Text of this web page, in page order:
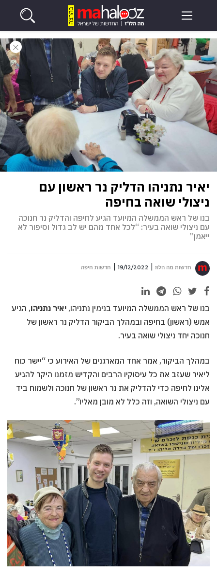
יאיר נתניהו הדליק נר ראשון עם
ניצולי שואה בחיפה
בנו של ראש הממשלה המיועד הגיע לחיפה והדליק נר חנוכה
עם ניצולי שואה בעיר: “לכל אחד מהם יש לב גדול וסיפור לא
ייאמן”
חדשות מה הלוז 19/12/2022 חדשות חיפה
בנו של ראש הממשלה המיועד בנימין נתניהו, יאיר נתניהו, הגיע
אמש (ראשון) בחיפה ובמהלך הביקור הדליק נר ראשון של
חנוכה יחד ניצולי שואה בעיר.
במהלך הביקור, אמר אחד המארגנים של האירוע כי “יישר כוח
ליאיר שעזב את כל עיסוקיו הרבים והקדיש מזמנו היקר להגיע
אלינו לחיפה כדי להדליק את נר ראשון של חנוכה ולשמוח ביד
עם ניצולי השואה, וזה כלל לא מובן מאליו”.